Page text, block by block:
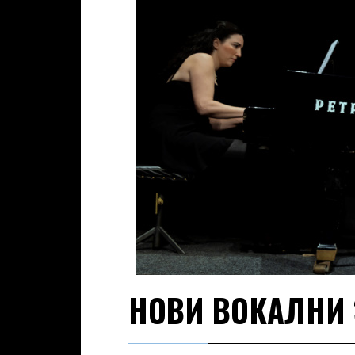
НОВИ ВОКАЛНИ